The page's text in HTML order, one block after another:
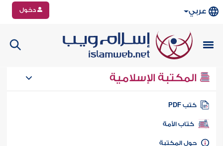
عربي دخول
المكتبة الإسلامية
كتب PDF
كتاب الأمة